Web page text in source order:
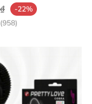
-22%
(958)